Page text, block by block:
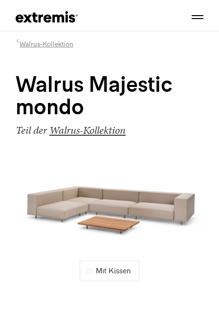
Walrus-Kollektion
Walrus Majestic
mondo
Teil der Walrus-Kollektion
Mit Kissen